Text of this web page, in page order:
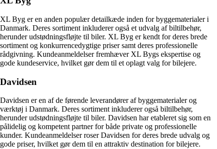
XL Byg er en anden populær detailkæde inden for byggematerialer i
Danmark. Deres sortiment inkluderer også et udvalg af biltilbehør,
herunder udstødningsfløjte til biler. XL Byg er kendt for deres brede
sortiment og konkurrencedygtige priser samt deres professionelle
rådgivning. Kundeanmeldelser fremhæver XL Bygs ekspertise og
gode kundeservice, hvilket gør dem til et oplagt valg for bilejere.
Davidsen
Davidsen er en af de førende leverandører af byggematerialer og
værktøj i Danmark. Deres sortiment inkluderer også biltilbehør,
herunder udstødningsfløjte til biler. Davidsen har etableret sig som en
pålidelig og kompetent partner for både private og professionelle
kunder. Kundeanmeldelser roser Davidsen for deres brede udvalg og
gode priser, hvilket gør dem til en attraktiv destination for bilejere.